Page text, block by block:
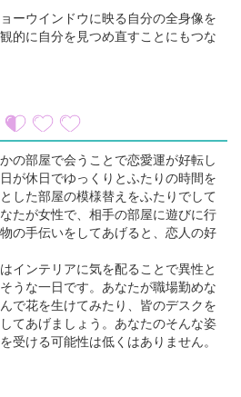
ーウインドウに映る自分の全身像を
的に自分を見つめ直すことにもつな
の部屋で会うことで恋愛運が好転し
が休日でゆっくりとふたりの時間を
した部屋の模様替えをふたりでして
たが女性で、相手の部屋に遊びに行
の手伝いをしてあげると、恋人の好
インテリアに気を配ることで異性と
うな一日です。あなたが職場勤めな
で花を生けてみたり、皆のデスクを
てあげましょう。あなたのそんな姿
受ける可能性は低くはありません。